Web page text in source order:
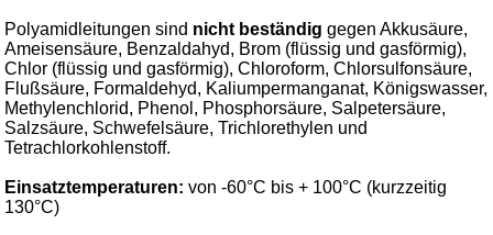
Polyamidleitungen sind nicht beständig gegen Akkusäure,
Ameisensäure, Benzaldahyd, Brom (flüssig und gasförmig),
Chlor (flüssig und gasförmig), Chloroform, Chlorsulfonsäure,
Flußsäure, Formaldehyd, Kaliumpermanganat, Königswasser,
Methylenchlorid, Phenol, Phosphorsäure, Salpetersäure,
Salzsäure, Schwefelsäure, Trichlorethylen und
Tetrachlorkohlenstoff.
Einsatztemperaturen: von -60°C bis + 100°C (kurzzeitig
130°C)